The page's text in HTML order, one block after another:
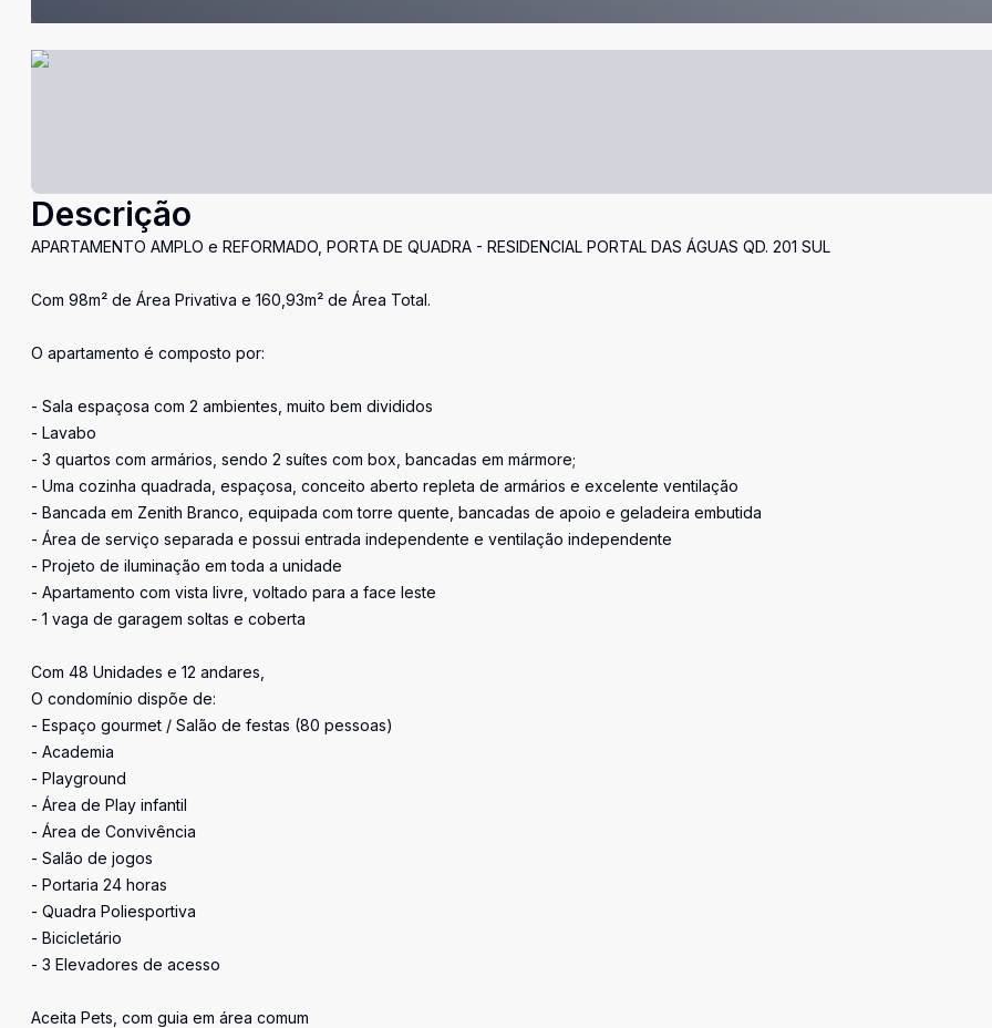
Descrição
APARTAMENTO AMPLO e REFORMADO, PORTA DE QUADRA - RESIDENCIAL PORTAL DAS ÁGUAS QD. 201 SUL
Com 98m² de Área Privativa e 160,93m² de Área Total.
O apartamento é composto por:
- Sala espaçosa com 2 ambientes, muito bem divididos
- Lavabo
- 3 quartos com armários, sendo 2 suítes com box, bancadas em mármore;
- Uma cozinha quadrada, espaçosa, conceito aberto repleta de armários e excelente ventilação
- Bancada em Zenith Branco, equipada com torre quente, bancadas de apoio e geladeira embutida
- Área de serviço separada e possui entrada independente e ventilação independente
- Projeto de iluminação em toda a unidade
- Apartamento com vista livre, voltado para a face leste
- 1 vaga de garagem soltas e coberta
Com 48 Unidades e 12 andares,
O condomínio dispõe de:
- Espaço gourmet / Salão de festas (80 pessoas)
- Academia
- Playground
- Área de Play infantil
- Área de Convivência
- Salão de jogos
- Portaria 24 horas
- Quadra Poliesportiva
- Bicicletário
- 3 Elevadores de acesso
Aceita Pets, com guia em área comum